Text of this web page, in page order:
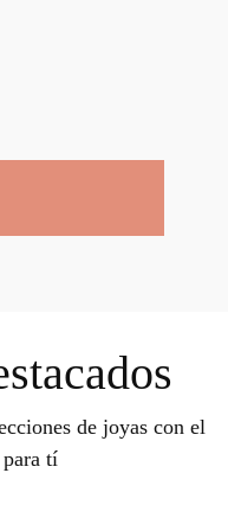
de joyas con el
tí